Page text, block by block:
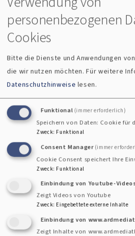
Donaudekanat Regensburg
Carsten Wiedemann-Hohl
eingefürt
personenbezogenen
Cookies
Bitte die Dienste und Anwendungen
die wir nutzen möchten.Für weitere
Datenschutzhinweise lesen.
Funktional (immer erforderlich)
Speichern von Daten: Cookie für
Zweck: Funktional
Consent Manager (immer
Cookie Consent speichert Ihre
Zweck: Funktional
Einbindung von Youtube-
Zeigt Videos von Youtube
Zweck: Eingebettete externe Inhalte
Einbindung von
Zeigt Inhalte von